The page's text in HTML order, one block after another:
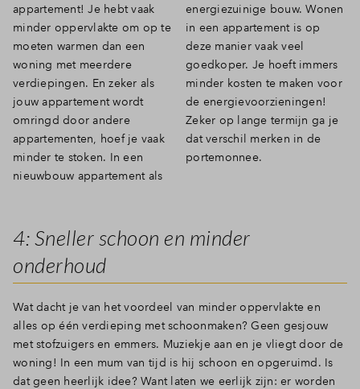
appartement! Je hebt vaak
minder oppervlakte om op te
moeten warmen dan een
woning met meerdere
verdiepingen. En zeker als
jouw appartement wordt
omringd door andere
appartementen, hoef je vaak
minder te stoken. In een
nieuwbouw appartement als
energiezuinige bouw. Wonen
in een appartement is op
deze manier vaak veel
goedkoper. Je hoeft immers
minder kosten te maken voor
de energievoorzieningen!
Zeker op lange termijn ga je
dat verschil merken in de
portemonnee.
4: Sneller schoon en minder
onderhoud
Wat dacht je van het voordeel van minder oppervlakte en
alles op één verdieping met schoonmaken? Geen gesjouw
met stofzuigers en emmers. Muziekje aan en je vliegt door de
woning! In een mum van tijd is hij schoon en opgeruimd. Is
dat geen heerlijk idee? Want laten we eerlijk zijn: er worden